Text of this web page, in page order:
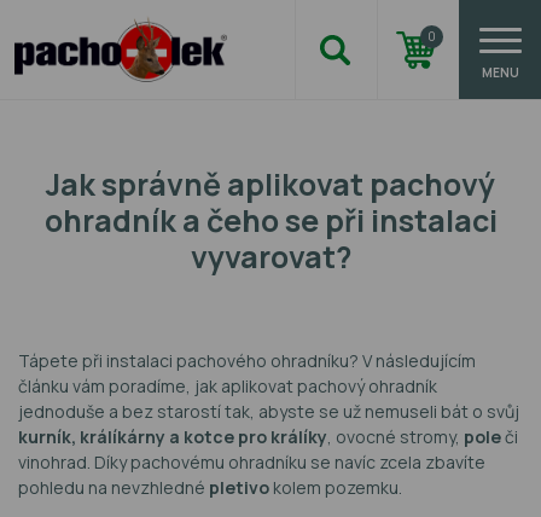
0
MENU
Jak správně aplikovat pachový
ohradník a čeho se při instalaci
vyvarovat?
Tápete při instalaci pachového ohradníku? V následujícím
článku vám poradíme, jak aplikovat pachový ohradník
jednoduše a bez starostí tak, abyste se už nemuseli bát o svůj
kurník, králíkárny a kotce pro králíky, ovocné stromy, poleči
vinohrad. Díky pachovému ohradníku se navíc zcela zbavíte
pohledu na nevzhledné pletivo kolem pozemku.